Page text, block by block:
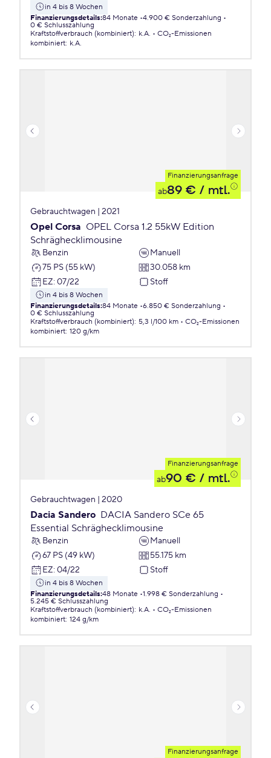
in 4 bis 8 Wochen
Finanzierungsdetails:84 Monate 4.900 € Sonderzahlung
0 € Schlusszahlung
Kraftstoffverbrauch (kombiniert): k.A.
CO₂-Emissionen
kombiniert: k.A.
Finanzierungsanfrage
ab89 € / mtl.
Gebrauchtwagen | 2021
Opel Corsa OPEL Corsa 1.2 55kW Edition
Schräghecklimousine
Benzin
Manuell
75 PS (55 kW)
30.058 km
EZ: 07/22 Stoff
in 4 bis 8 Wochen
Finanzierungsdetails:84 Monate 6.850 € Sonderzahlung
0 € Schlusszahlung
Kraftstoffverbrauch (kombiniert): 5,3 l/100 km
CO₂-Emissionen
kombiniert: 120 g/km
Finanzierungsanfrage
ab90 € / mtl.
Gebrauchtwagen | 2020
Dacia Sandero DACIA Sandero SCe 65
Essential Schräghecklimousine
Benzin
Manuell
67 PS (49 kW)
55.175 km
EZ: 04/22 Stoff
in 4 bis 8 Wochen
Finanzierungsdetails:48 Monate 1.998 € Sonderzahlung
5.245 € Schlusszahlung
Kraftstoffverbrauch (kombiniert): k.A.
CO₂-Emissionen
kombiniert: 124 g/km
Finanzierungsanfrage